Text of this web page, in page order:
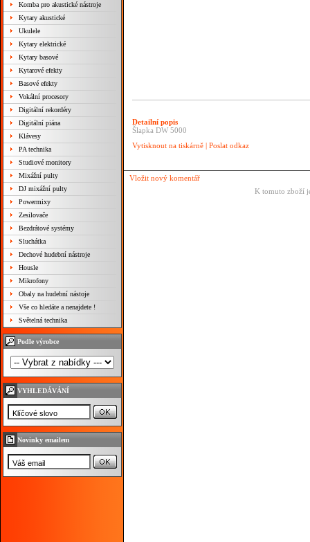
Komba pro akustické nástroje
Kytary akustické
Ukulele
Kytary elektrické
Kytary basové
Kytarové efekty
Basové efekty
Vokální procesory
Digitální rekordéry
Digitální piána
Klávesy
PA technika
Studiové monitory
Mixážní pulty
DJ mixážní pulty
Powermixy
Zesilovače
Bezdrátové systémy
Sluchátka
Dechové hudební nástroje
Housle
Mikrofony
Obaly na hudební nástoje
Vše co hledáte a nenajdete !
Světelná technika
Podle výrobce
VYHLEDÁVÁNÍ
Novinky emailem
Detailní popis
Šlapka DW 5000
Vytisknout na tiskárně | Poslat odkaz
Vložit nový komentář
K tomuto zboží